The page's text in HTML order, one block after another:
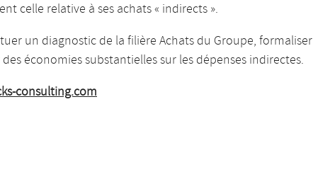
celle relative à ses achats « indirects ».
un diagnostic de la filière Achats du Groupe, formaliser
économies substantielles sur les dépenses indirectes.
consulting.com